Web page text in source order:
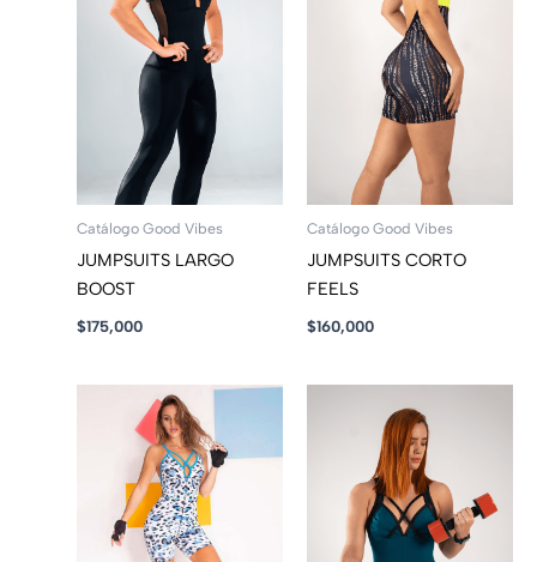
Catálogo Good Vibes
JUMPSUITS LARGO
BOOST
$175,000
Catálogo Good Vibes
JUMPSUITS CORTO
FEELS
$160,000